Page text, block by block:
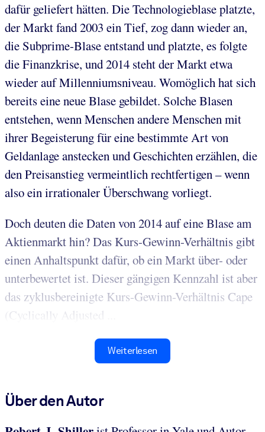
dafür geliefert hätten. Die Technologieblase platzte,
der Markt fand 2003 ein Tief, zog dann wieder an,
die Subprime-Blase entstand und platzte, es folgte
die Finanzkrise, und 2014 steht der Markt etwa
wieder auf Millenniumsniveau. Womöglich hat sich
bereits eine neue Blase gebildet. Solche Blasen
entstehen, wenn Menschen andere Menschen mit
ihrer Begeisterung für eine bestimmte Art von
Geldanlage anstecken und Geschichten erzählen, die
den Preisanstieg vermeintlich rechtfertigen – wenn
also ein irrationaler Überschwang vorliegt.
Doch deuten die Daten von 2014 auf eine Blase am
Aktienmarkt hin? Das Kurs-Gewinn-Verhältnis gibt
einen Anhaltspunkt dafür, ob ein Markt über- oder
unterbewertet ist. Dieser gängigen Kennzahl ist aber
das zyklusbereinigte Kurs-Gewinn-Verhältnis Cape
(Cyclically Adjusted ...
Weiterlesen
Über den Autor